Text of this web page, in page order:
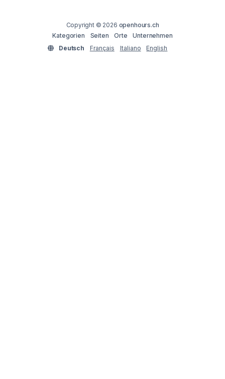
Copyright © 2026 openhours.ch
Kategorien
Seiten Orte
Unternehmen
Deutsch
Français Italiano English